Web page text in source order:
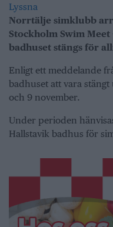
Lyssna
Norrtälje simklubb
Stockholm Swim
badhuset stängs för
Enligt ett meddelande
badhuset att vara
och 9 november.
Under perioden
Hallstavik badhus för